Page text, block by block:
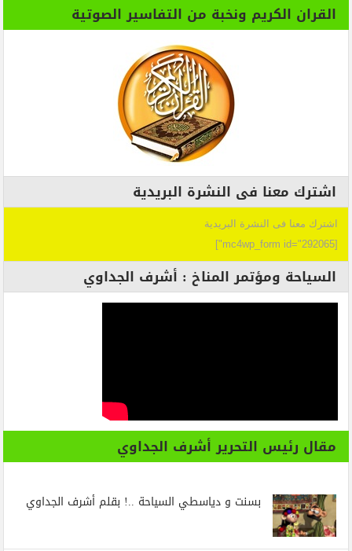
القران الكريم ونخبة من التفاسير الصوتية
اشترك معنا فى النشرة البريدية
اشترك معنا فى النشرة البريدية
[mc4wp_form id="292065"]
السياحة ومؤتمر المناخ : أشرف الجداوي
مقال رئيس التحرير أشرف الجداوي
بسنت و دياسطي السياحة ..! بقلم أشرف الجداوي